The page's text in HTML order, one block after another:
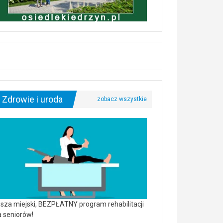
Zdrowie i uroda
miejski, BEZPŁATNY program rehabilitacji
seniorów!